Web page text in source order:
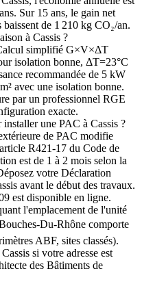
Sur 15 ans, le gain net
de 1 210 kg CO₂/an.
à Cassis ?
simplifié G×V×ΔT
isolation bonne, ΔT=23°C
recommandée de 5 kW
avec une isolation bonne.
par un professionnel RGE
exacte.
une PAC à Cassis ?
de PAC modifie
R421-17 du Code de
est de 1 à 2 mois selon la
votre Déclaration
avant le début des travaux.
est disponible en ligne.
l'emplacement de l'unité
Du-Rhône comporte
ABF, sites classés).
si votre adresse est
des Bâtiments de